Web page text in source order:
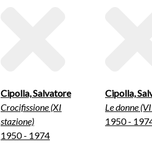
Cipolla, Salvatore
Crocifissione (XI
stazione)
1950 - 1974
Cipolla,
Le donne
1950 -